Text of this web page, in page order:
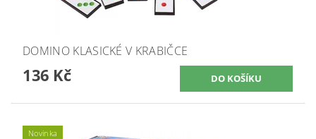
DOMINO KLASICKÉ V KRABIČCE
136 Kč
Novinka